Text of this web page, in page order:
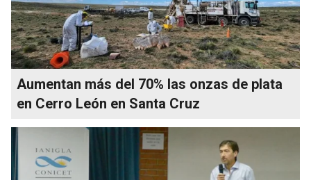
Aumentan más del 70% las onzas de plata
en Cerro León en Santa Cruz